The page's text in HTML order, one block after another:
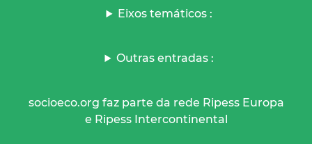
Eixos temáticos :
Outras entradas :
socioeco.org faz parte da rede Ripess Europa
e Ripess Intercontinental